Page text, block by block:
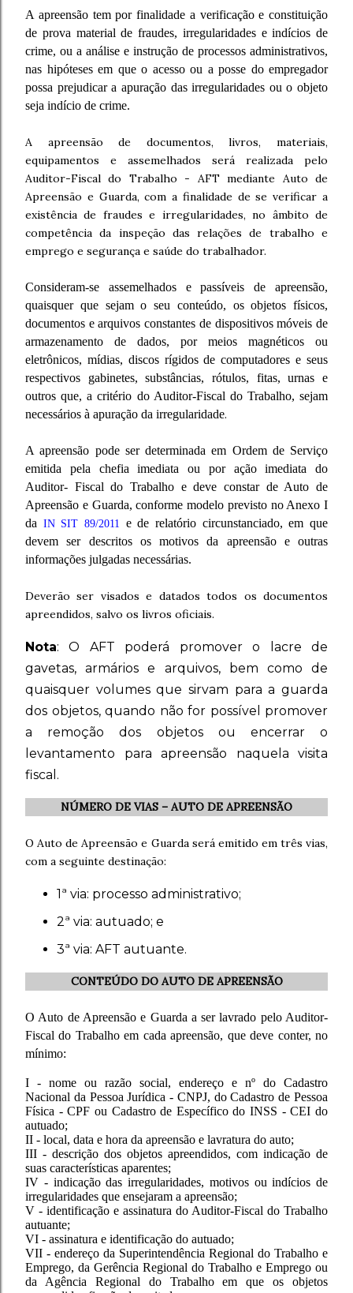
A apreensão tem por finalidade a verificação e constituição
de prova material de fraudes, irregularidades e indícios de
crime, ou a análise e instrução de processos administrativos,
nas hipóteses em que o acesso ou a posse do empregador
possa prejudicar a apuração das irregularidades ou o objeto
seja indício de crime.
A apreensão de documentos, livros, materiais,
equipamentos e assemelhados será realizada pelo
Auditor-Fiscal do Trabalho - AFT mediante Auto de
Apreensão e Guarda, com a finalidade de se verificar a
existência de fraudes e irregularidades, no âmbito de
competência da inspeção das relações de trabalho e
emprego e segurança e saúde do trabalhador.
Consideram-se assemelhados e passíveis de apreensão,
quaisquer que sejam o seu conteúdo, os objetos físicos,
documentos e arquivos constantes de dispositivos móveis de
armazenamento de dados, por meios magnéticos ou
eletrônicos, mídias, discos rígidos de computadores e seus
respectivos gabinetes, substâncias, rótulos, fitas, urnas e
outros que, a critério do Auditor-Fiscal do Trabalho, sejam
necessários à apuração da irregularidade.
A apreensão pode ser determinada em Ordem de Serviço
emitida pela chefia imediata ou por ação imediata do
Auditor- Fiscal do Trabalho e deve constar de Auto de
Apreensão e Guarda, conforme modelo previsto no Anexo I
da IN SIT 89/2011 e de relatório circunstanciado, em que
devem ser descritos os motivos da apreensão e outras
informações julgadas necessárias.
Deverão ser visados e datados todos os documentos
apreendidos, salvo os livros oficiais.
Nota:O AFT poderá promover o lacre de
gavetas, armários e arquivos, bem como de
quaisquer volumes que sirvam para a guarda
dos objetos, quando não for possível promover
a remoção dos objetos ou encerrar o
levantamento para apreensão naquela visita
fiscal.
NÚMERO DE VIAS – AUTO DE APREENSÃO
O Auto de Apreensão e Guarda será emitido em três vias,
com a seguinte destinação:
1ª via: processo administrativo;
2ª via: autuado; e
3ª via: AFT autuante.
CONTEÚDO DO AUTO DE APREENSÃO
O Auto de Apreensão e Guarda a ser lavrado pelo Auditor-
Fiscal do Trabalho em cada apreensão, que deve conter, no
mínimo:
I - nome ou razão social, endereço e nº do Cadastro
Nacional da Pessoa Jurídica - CNPJ, do Cadastro de Pessoa
Física - CPF ou Cadastro de Específico do INSS - CEI do
autuado;
II - local, data e hora da apreensão e lavratura do auto;
III - descrição dos objetos apreendidos, com indicação de
suas características aparentes;
IV - indicação das irregularidades, motivos ou indícios de
irregularidades que ensejaram a apreensão;
V - identificação e assinatura do Auditor-Fiscal do Trabalho
autuante;
VI - assinatura e identificação do autuado;
VII - endereço da Superintendência Regional do Trabalho e
Emprego, da Gerência Regional do Trabalho e Emprego ou
da Agência Regional do Trabalho em que os objetos